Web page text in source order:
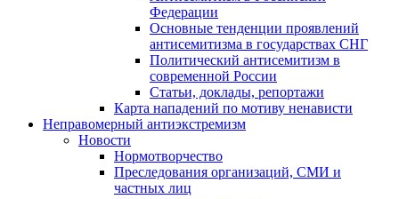
Федерации
Основные тенденции проявлений
антисемитизма в государствах СНГ
Политический антисемитизм в
современной России
Статьи, доклады, репортажи
Карта нападений по мотиву ненависти
Неправомерный антиэкстремизм
Новости
Нормотворчество
Преследования организаций, СМИ и
частных лиц